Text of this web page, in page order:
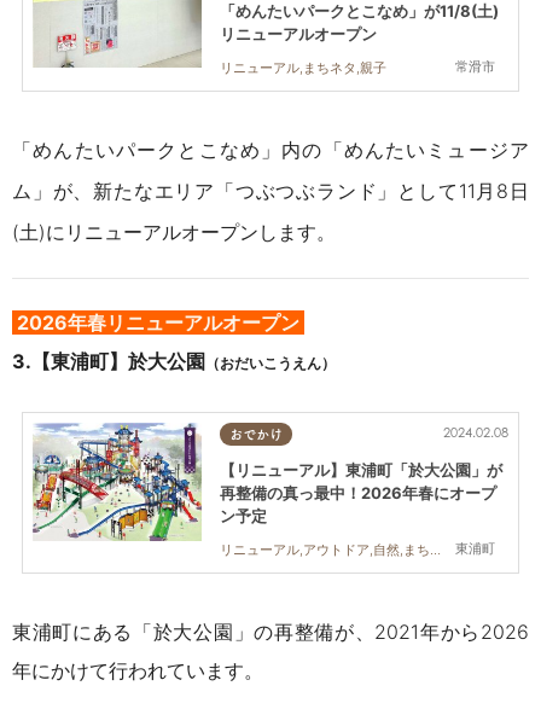
常滑市
「めんたいパークとこなめ」が11/8(土)
リニューアルオープン
リニューアル,まちネタ,親子
「めんたいパークとこなめ」内の「めんたいミュージア
ム」が、新たなエリア「つぶつぶランド」として11月8日
(土)にリニューアルオープンします。
2026年春リニューアルオープン
3.【東浦町】於大公園 （おだいこうえん）
おでかけ
東浦町
2024.02.08
【リニューアル】東浦町「於大公園」が
再整備の真っ最中！2026年春にオープ
ン予定
東浦町にある「於大公園」の再整備が、2021年から2026
年にかけて行われています。